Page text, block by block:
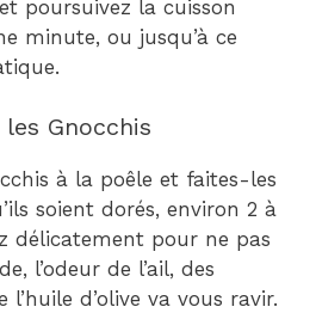
poursuivez la cuisson
minute, ou jusqu’à ce
Gnocchis
à la poêle et faites-les
soient dorés, environ 2 à
délicatement pour ne pas
l’odeur de l’ail, des
d’olive va vous ravir.